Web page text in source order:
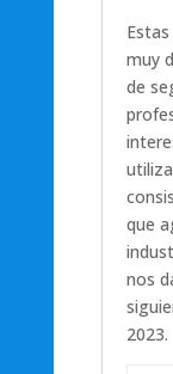
muy
de
que
nos
2023.